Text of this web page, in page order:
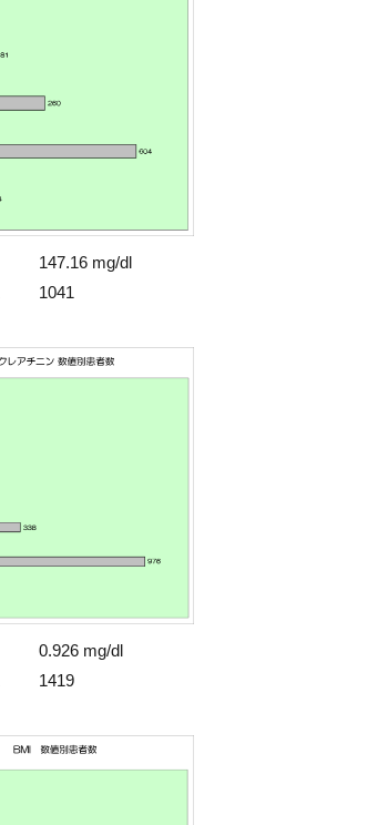
147.16 mg/dl
1041
0.926 mg/dl
1419